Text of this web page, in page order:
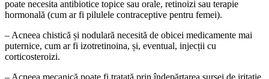
poate necesita antibiotice topice sau orale, retinoizi sau terapie
hormonală (cum ar fi pilulele contraceptive pentru femei).
– Acneea chistică și nodulară necesită de obicei medicamente mai
puternice, cum ar fi izotretinoina, și, eventual, injecții cu
corticosteroizi.
– Acneea mecanică poate fi tratată prin îndepărtarea sursei de iritație